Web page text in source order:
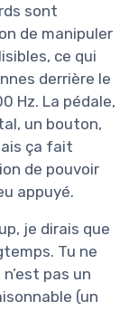
sont
de manipuler
ce qui
derrière le
Hz. La pédale,
un bouton,
ça fait
de pouvoir
appuyé.
je dirais que
Tu ne
pas un
(un